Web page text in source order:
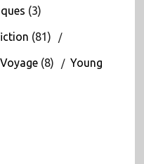
(3)
(81)
Voyage(8) Young